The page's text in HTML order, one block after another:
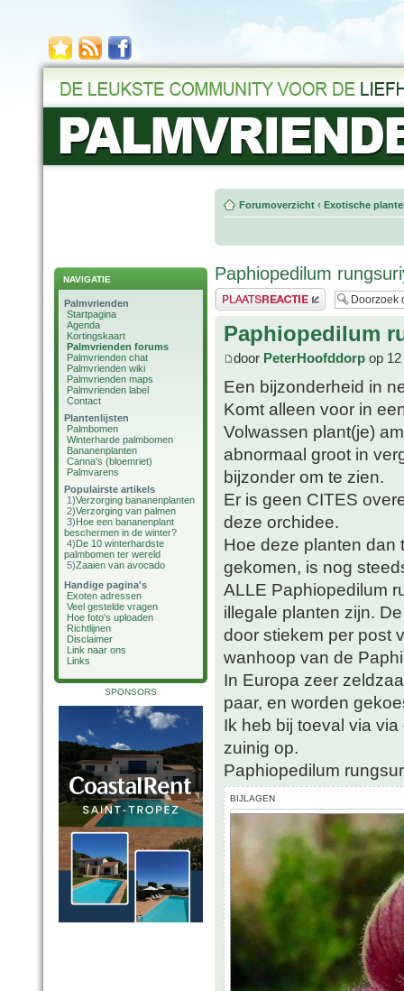
NAVIGATIE
Palmvrienden
Startpagina
Agenda
Kortingskaart
Palmvrienden forums
Palmvrienden chat
Palmvrienden wiki
Palmvrienden maps
Palmvrienden label
Contact
Plantenlijsten
Palmbomen
Winterharde palmbomen
Bananenplanten
Canna's (bloemriet)
Palmvarens
Populairste artikels
1)Verzorging bananenplanten
2)Verzorging van palmen
3)Hoe een bananenplant
beschermen in de winter?
4)De 10 winterhardste
palmbomen ter wereld
5)Zaaien van avocado
Handige pagina's
Exoten adressen
Veel gestelde vragen
Hoe foto's uploaden
Richtlijnen
Disclaimer
Link naar ons
Links
SPONSORS
Forumoverzicht ‹ Exotische
Paphiopedilum
Plaats een reactie
Paphiopedilum
door PeterHoofddorp op
Een bijzonderheid in
Komt alleen voor in
Volwassen plant(je)
abnormaal groot in
bijzonder om te zien.
Er is geen CITES
deze orchidee.
Hoe deze planten dan
gekomen, is nog
ALLE Paphiopedilum
illegale planten zijn.
door stiekem per post
wanhoop van de
In Europa zeer
paar, en worden
Ik heb bij toeval via
zuinig op.
Paphiopedilum
BIJLAGEN